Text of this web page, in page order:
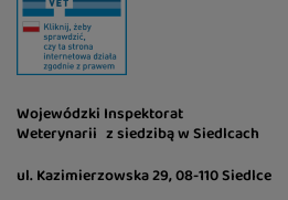
Wojewódzki Inspektorat
Weterynarii z siedzibą w Siedlcach
ul. Kazimierzowska 29, 08-110 Siedlce